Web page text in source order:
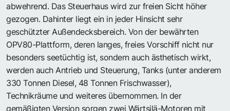
abwehrend. Das Steuerhaus wird zur freien Sicht höher
gezogen. Dahinter liegt ein in jeder Hinsicht sehr
geschützter Außendecksbereich. Von der bewährten
OPV80-Plattform, deren langes, freies Vorschiff nicht nur
besonders seetüchtig ist, sondern auch ästhetisch wirkt,
werden auch Antrieb und Steuerung, Tanks (unter anderem
330 Tonnen Diesel, 48 Tonnen Frischwasser),
Technikräume und weiteres übernommen. In der
gemäßigten Version sorgen zwei Wärtsilä-Motoren mit